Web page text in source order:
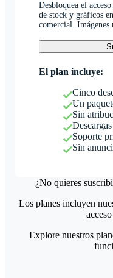
Desbloquea el
de stock y gráficos
comercial. Imágenes
El plan incluye:
Cinco
Un
Sin
Soporte
Sin
¿No quieres
Los planes incluyen
Explore nuestros